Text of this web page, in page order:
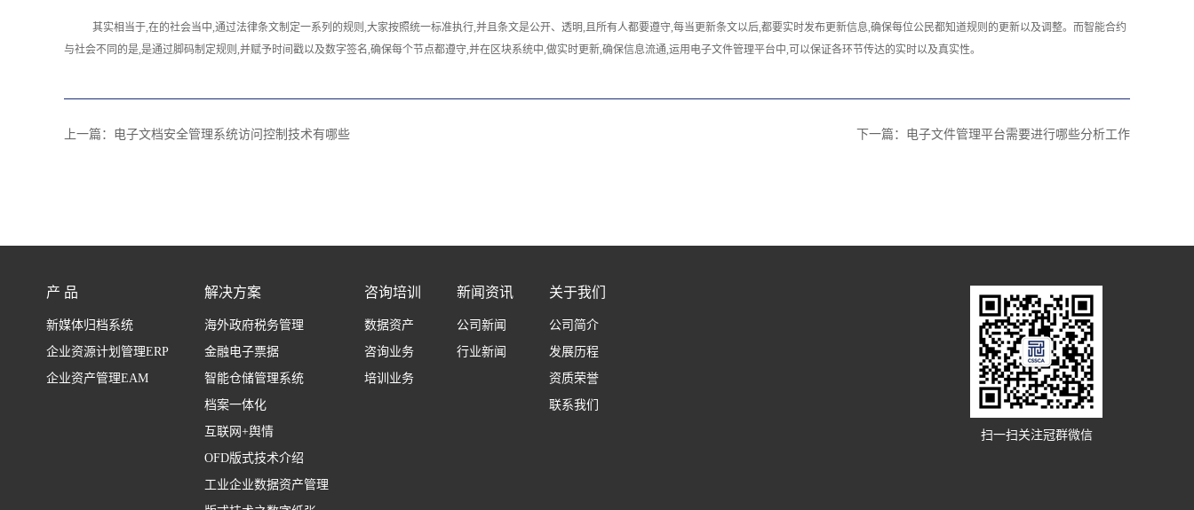
其实相当于,在的社会当中,通过法律条文制定一系列的规则,大家按照统一标准执行,并且条文是公开、透明,且所有人都要遵守,每当更新条文以后,都要实时发布更新信息,确保每位公民都知道规则的更新以及调整。而智能合约
与社会不同的是,是通过脚码制定规则,并赋予时间戳以及数字签名,确保每个节点都遵守,并在区块系统中,做实时更新,确保信息流通,运用电子文件管理平台中,可以保证各环节传达的实时以及真实性。
上一篇： 电子文档安全管理系统访问控制技术有哪些 下一篇： 电子文件管理平台需要进行哪些分析工作
产 品
新媒体归档系统
企业资源计划管理ERP
企业资产管理EAM
解决方案
海外政府税务管理
金融电子票据
智能仓储管理系统
档案一体化
互联网+舆情
OFD版式技术介绍
工业企业数据资产管理
咨询培训
数据资产
咨询业务
培训业务
新闻资讯
公司新闻
行业新闻
关于我们
公司简介
发展历程
资质荣誉
联系我们
扫一扫关注冠群微信